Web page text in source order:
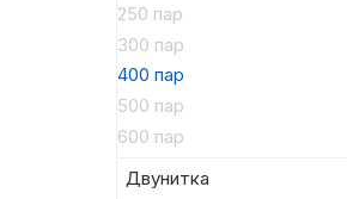
250 пар
300 пар
400 пар
500 пар
600 пар
Двунитка